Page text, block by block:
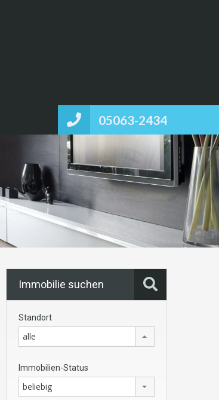
05063-2434
Immobilie suchen
Standort
alle
Immobilien-Status
beliebig